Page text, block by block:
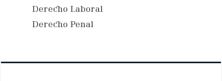
Derecho Laboral
Derecho Penal